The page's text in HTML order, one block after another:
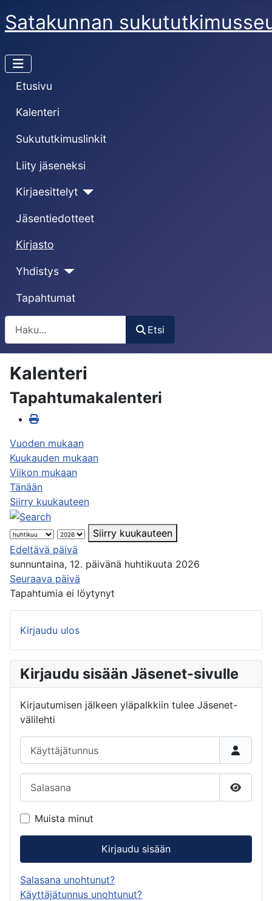
Satakunnan
Etusivu
Kalenteri
Sukututkimuslinkit
Liity jäseneksi
Kirjaesittelyt
Jäsentiedotteet
Kirjasto
Yhdistys
Tapahtumat
Etsi
Kalenteri
Tapahtumakalenteri
Vuoden mukaan
Kuukauden mukaan
Viikon mukaan
Tänään
Siirry kuukauteen
Siirry kuukauteen
Edeltävä päivä
sunnuntaina, 12. päivänä huhtikuuta 2026
Seuraava päivä
Tapahtumia ei löytynyt
Kirjaudu ulos
Kirjaudu sisään Jäsenet-sivulle
Kirjautumisen jälkeen yläpalkkiin tulee Jäsenet-
välilehti
Näytä
Muista minut
Kirjaudu sisään
Salasana unohtunut?
Käyttäjätunnus unohtunut?